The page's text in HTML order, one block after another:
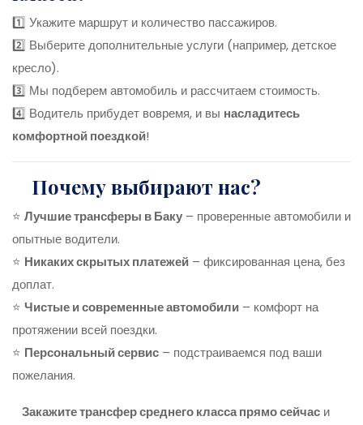
1️⃣ Укажите маршрут и количество пассажиров.
2️⃣ Выберите дополнительные услуги (например, детское
кресло).
3️⃣ Мы подберем автомобиль и рассчитаем стоимость.
4️⃣ Водитель прибудет вовремя, и вы насладитесь
комфортной поездкой!
Почему выбирают нас?
⭐ Лучшие трансферы в Баку – проверенные автомобили и
опытные водители.
⭐ Никаких скрытых платежей – фиксированная цена, без
доплат.
⭐ Чистые и современные автомобили – комфорт на
протяжении всей поездки.
⭐ Персональный сервис – подстраиваемся под ваши
пожелания.
Закажите трансфер среднего класса прямо сейчас и